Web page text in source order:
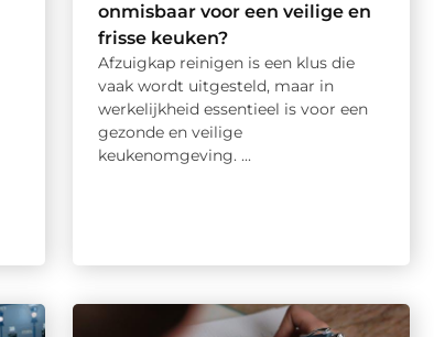
onmisbaar voor een veilige en
frisse keuken?
Afzuigkap reinigen is een klus die
vaak wordt uitgesteld, maar in
werkelijkheid essentieel is voor een
gezonde en veilige
keukenomgeving. ...